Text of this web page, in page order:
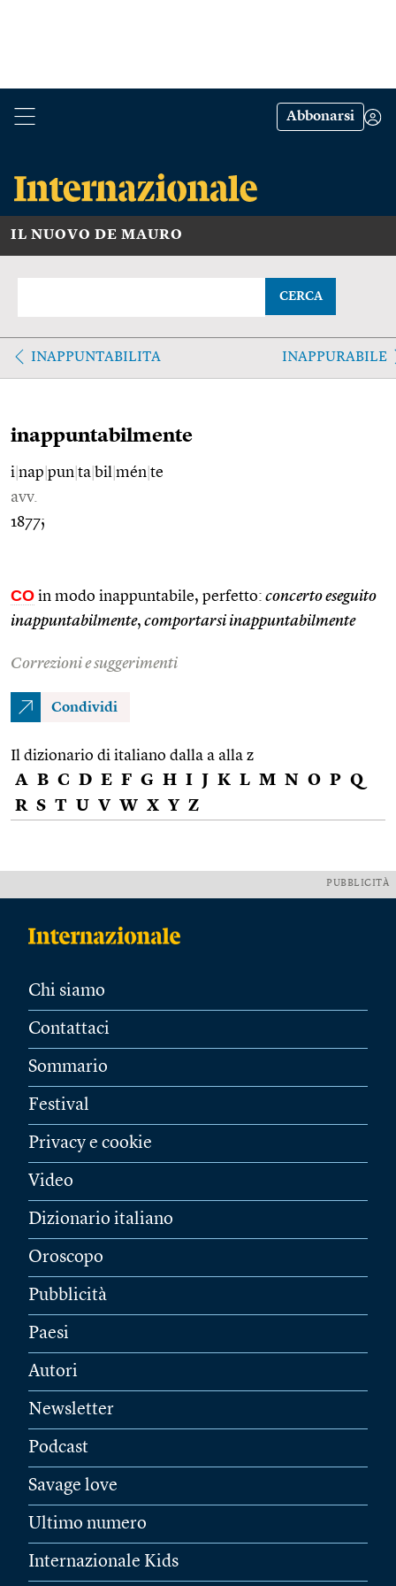
Abbonarsi
IL NUOVO DE MAURO
CERCA
INAPPUNTABILITA INAPPURABILE
inappuntabilmente
i nap pun ta bil mén te
avv.
1877;
CO in modo inappuntabile, perfetto: concerto eseguito
inappuntabilmente, comportarsi inappuntabilmente
Correzioni e suggerimenti
Condividi
Il dizionario di italiano dalla a alla z
A B C D E F G H I J K L M N O P Q
R S T U V W X Y Z
PUBBLICITÀ
Chi siamo
Contattaci
Sommario
Festival
Privacy e cookie
Video
Dizionario italiano
Oroscopo
Pubblicità
Paesi
Autori
Newsletter
Podcast
Savage love
Ultimo numero
Internazionale Kids